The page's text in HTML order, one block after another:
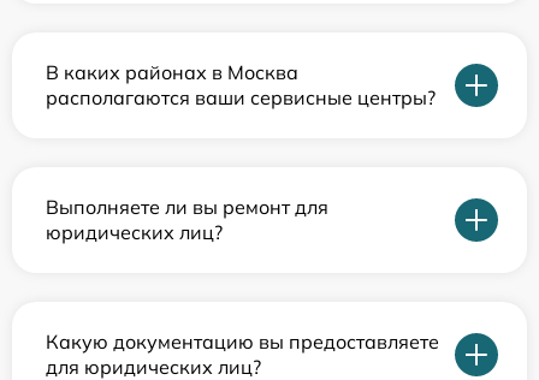
В каких районах в Москва
располагаются ваши сервисные центры?
Выполняете ли вы ремонт для
юридических лиц?
Какую документацию вы предоставляете
для юридических лиц?